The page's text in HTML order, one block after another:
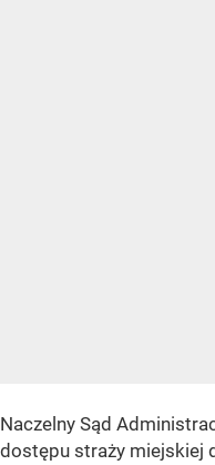
Naczelny Sąd
dostępu straży miejskiej